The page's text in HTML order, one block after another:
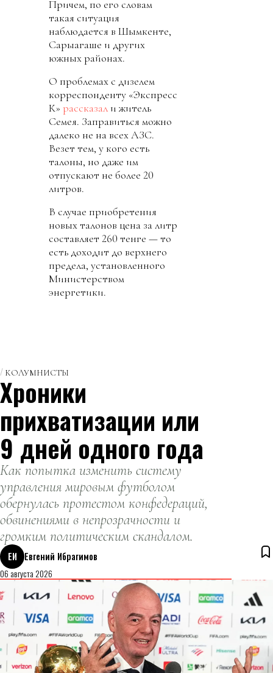
Причем, по его словам
такая ситуация
наблюдается в Шымкенте,
Сарыагаше и других
южных районах.
О проблемах с дизелем
корреспонденту «Экспресс
К» рассказал и житель
Семея. Заправиться можно
далеко не на всех АЗС.
Везет тем, у кого есть
талоны, но даже им
отпускают не более 20
литров.
В случае приобретения
новых талонов цена за литр
составляет 260 тенге — то
есть доходит до верхнего
предела, установленного
Министерством
энергетики.
КОЛУМНИСТЫ
Хроники
прихватизации или
9 дней одного года
Как попытка изменить систему
управления мировым футболом
обернулась протестом конфедераций,
обвинениями в непрозрачности и
громким политическим скандалом.
ЕИ
Евгений Ибрагимов
06 августа 2026